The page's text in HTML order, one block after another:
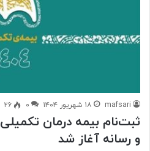
mafsari ۱۸ شهریور ۱۴۰۴ ۰ ۲۶
ثبت‌نام بیمه درمان
و رسانه آغاز شد